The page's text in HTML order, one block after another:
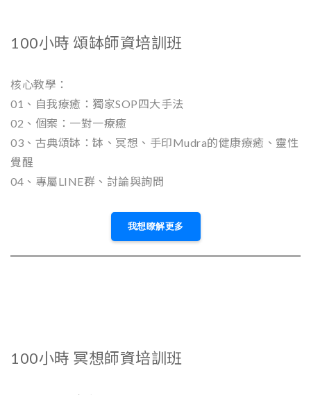
100小時 頌缽師資培訓班
核心教學：
01、自我療癒：獨家SOP四大手法
02、個案：一對一療癒
03、古典頌缽：缽、冥想、手印Mudra的健康療癒、靈性
覺醒
04、專屬LINE群、討論與詢問
我想瞭解更多
100小時 冥想師資培訓班